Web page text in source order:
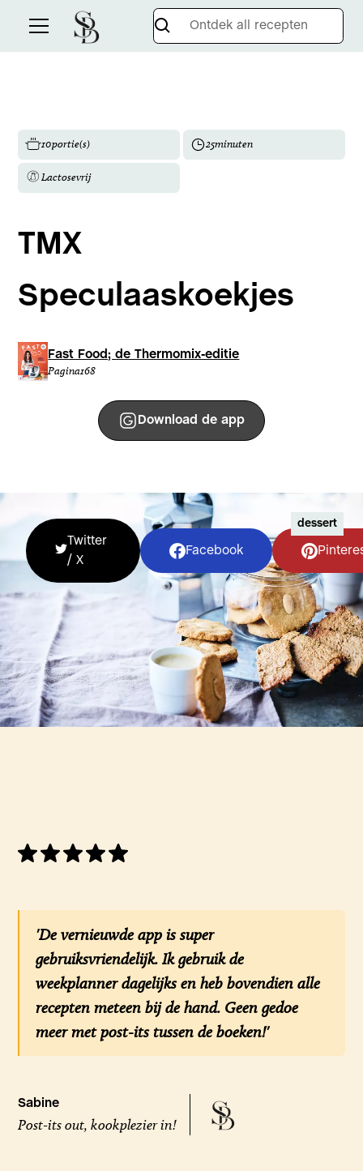
10portie(s) 25minuten
Lactosevrij
TMX
Speculaaskoekjes
Fast Food; de Thermomix-editie
Pagina168
Download de app
Twitter
/ X
Facebook
dessert
'De vernieuwde app is super
gebruiksvriendelijk. Ik gebruik de
weekplanner dagelijks en heb bovendien alle
recepten meteen bij de hand. Geen gedoe
meer met post-its tussen de boeken!'
Sabine
Post-its out, kookplezier in!